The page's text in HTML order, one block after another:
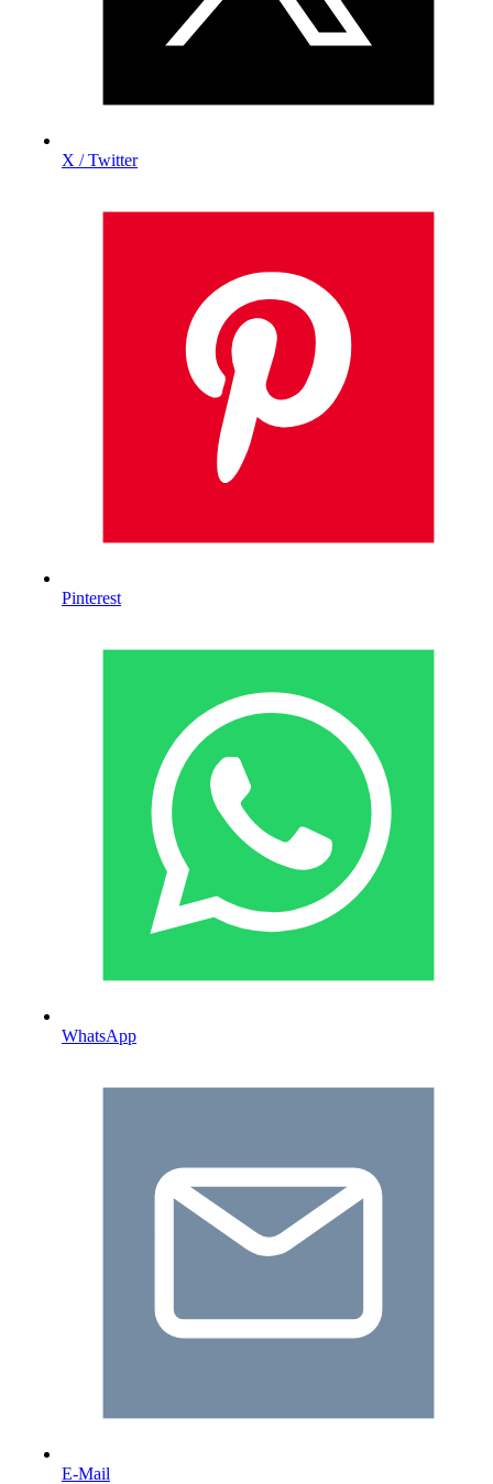
X / Twitter
Pinterest
WhatsApp
E-Mail